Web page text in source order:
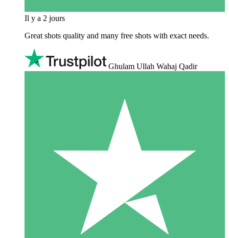
Il y a 2 jours
Great shots quality and many free shots with exact needs.
Ghulam Ullah Wahaj Qadir